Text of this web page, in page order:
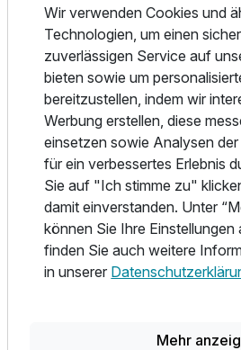
Loppersumer Meer und dem
Route des Drei-Meere-
Ferienidylle Bedekaspeler Marsch,
dem Auto zu erreichen ist.
Die komfortablen Gästezimmer
Erdtönen gehalten und verfügen
Badezimmer, Flachbildfernseher.
können spezielle Zimmer buchen.
Ihrem Tier genervt! Bei Bedarf
sogar die Möglichkeit, ihr Tier
gelegenen Hundepension in Obhut
"Bootshauses" ein geschmackvoll
Wir verwenden Cookies und
Technologien, um einen
zuverlässigen Service auf
bieten sowie um
bereitzustellen, indem wir
Werbung erstellen, diese
einsetzen sowie Analysen
für ein verbessertes Erlebnis
Sie auf "Ich stimme zu"
damit einverstanden. Unter
können Sie Ihre Einstellungen
finden Sie auch weitere
in unserer
Mehr